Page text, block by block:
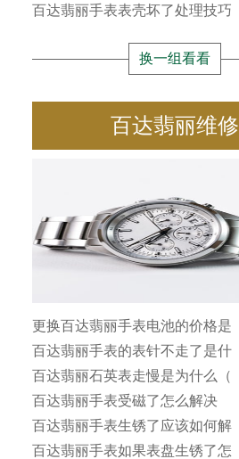
百达翡丽手表表壳坏了处理技巧
换一组看看
百达翡丽维修
更换百达翡丽手表电池的价格是
百达翡丽手表的表针不走了是什
百达翡丽石英表走慢是为什么（
百达翡丽手表受磁了怎么解决
百达翡丽手表生锈了应该如何解
百达翡丽手表如果表盘生锈了怎